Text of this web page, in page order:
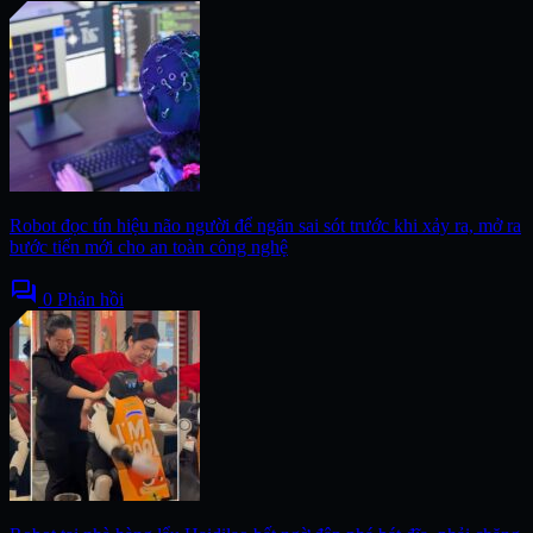
Robot đọc tín hiệu não người để ngăn sai sót trước khi xảy ra, mở ra
bước tiến mới cho an toàn công nghệ
forum 0 Phản hồi